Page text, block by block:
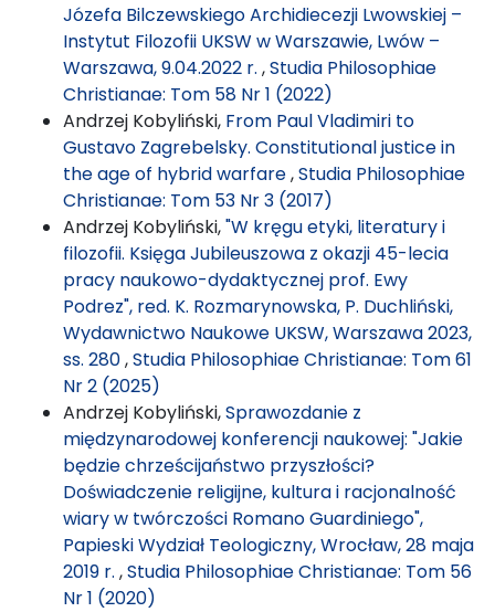
Józefa Bilczewskiego Archidiecezji Lwowskiej –
Instytut Filozofii UKSW w Warszawie, Lwów –
Warszawa, 9.04.2022 r. ,Studia Philosophiae
Christianae: Tom 58 Nr 1 (2022)
Andrzej Kobyliński, From Paul Vladimiri to
Gustavo Zagrebelsky. Constitutional justice in
the age of hybrid warfare,Studia Philosophiae
Christianae: Tom 53 Nr 3 (2017)
Andrzej Kobyliński,"W kręgu etyki, literatury i
filozofii. Księga Jubileuszowa z okazji 45-lecia
pracy naukowo-dydaktycznej prof. Ewy
Podrez", red. K. Rozmarynowska, P. Duchliński,
Wydawnictwo Naukowe UKSW, Warszawa 2023,
ss. 280,Studia Philosophiae Christianae: Tom 61
Nr 2 (2025)
Andrzej Kobyliński,Sprawozdanie z
międzynarodowej konferencji naukowej: "Jakie
będzie chrześcijaństwo przyszłości?
Doświadczenie religijne, kultura i racjonalność
wiary w twórczości Romano Guardiniego",
Papieski Wydział Teologiczny, Wrocław, 28 maja
2019 r. ,Studia Philosophiae Christianae: Tom 56
Nr 1 (2020)